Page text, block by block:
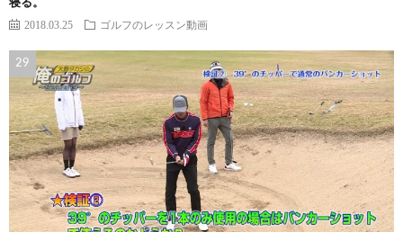
寝る。
2018.03.25 ゴルフのレッスン動画